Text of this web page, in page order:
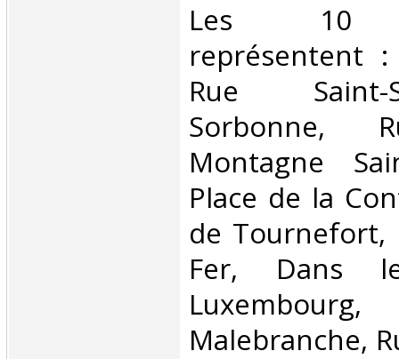
‎Les 10
représentent
Rue
Montagne
Place de la
de Tournefort,
Fer, Dans
Malebranche,